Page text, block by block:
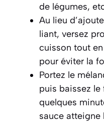
de légumes,
Au lieu
liant, versez
cuisson tout en
pour éviter la
Portez le
puis baissez
quelques
sauce atteigne